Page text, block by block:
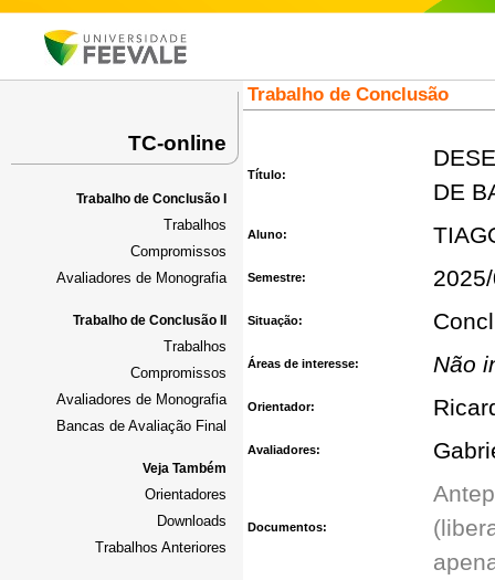
TC-online
Trabalho de Conclusão I
Trabalhos
Compromissos
Avaliadores de Monografia
Trabalho de Conclusão II
Trabalhos
Compromissos
Avaliadores de Monografia
Bancas de Avaliação Final
Veja Também
Orientadores
Downloads
Trabalhos Anteriores
Trabalho de Conclusão
Título:
DE
Aluno:
Semestre:
Situação:
Áreas de interesse: Não
Orientador:
Avaliadores:
Documentos: